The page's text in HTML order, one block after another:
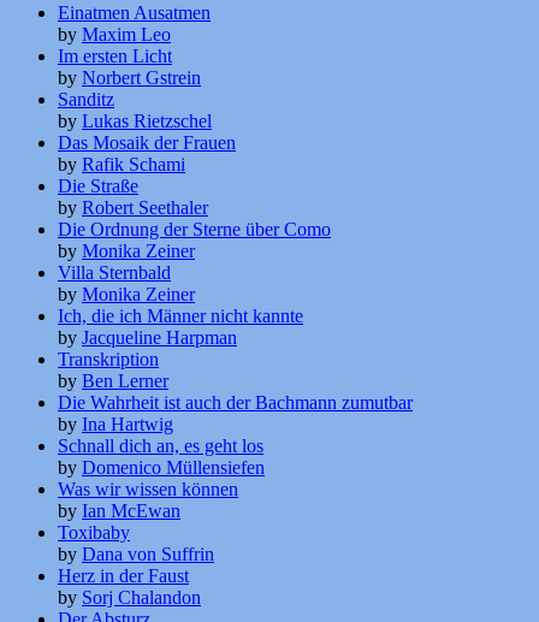
Einatmen Ausatmen
by Maxim Leo
Im ersten Licht
by Norbert Gstrein
Sanditz
by Lukas Rietzschel
Das Mosaik der Frauen
by Rafik Schami
Die Straße
by Robert Seethaler
Die Ordnung der Sterne über Como
by Monika Zeiner
Villa Sternbald
by Monika Zeiner
Ich, die ich Männer nicht kannte
by Jacqueline Harpman
Transkription
by Ben Lerner
Die Wahrheit ist auch der Bachmann zumutbar
by Ina Hartwig
Schnall dich an, es geht los
by Domenico Müllensiefen
Was wir wissen können
by Ian McEwan
Toxibaby
by Dana von Suffrin
Herz in der Faust
by Sorj Chalandon